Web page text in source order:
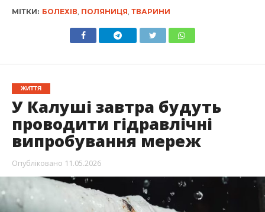
МІТКИ: БОЛЕХІВ ПОЛЯНИЦЯ ТВАРИНИ
ЖИТТЯ
У Калуші завтра будуть
проводити гідравлічні
випробування мереж
Опубліковано 11.05.2026